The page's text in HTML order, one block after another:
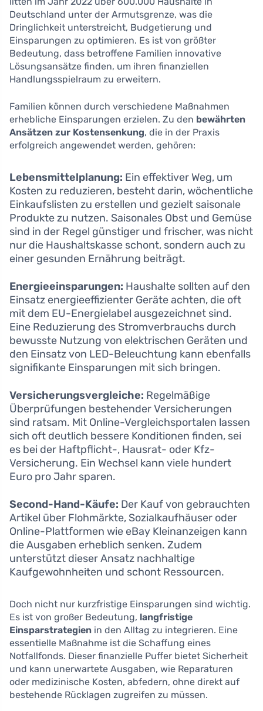
Deutschland unter der Armutsgrenze, was die
Dringlichkeit unterstreicht, Budgetierung und
Einsparungen zu optimieren. Es ist von größter
Bedeutung, dass betroffene Familien innovative
Lösungsansätze finden, um ihren finanziellen
Handlungsspielraum zu erweitern.
Familien können durch verschiedene Maßnahmen
erhebliche Einsparungen erzielen. Zu den bewährten
Ansätzen zur Kostensenkung, die in der Praxis
erfolgreich angewendet werden, gehören:
Lebensmittelplanung: Ein effektiver Weg, um
Kosten zu reduzieren, besteht darin, wöchentliche
Einkaufslisten zu erstellen und gezielt saisonale
Produkte zu nutzen. Saisonales Obst und Gemüse
sind in der Regel günstiger und frischer, was nicht
nur die Haushaltskasse schont, sondern auch zu
einer gesunden Ernährung beiträgt.
Energieeinsparungen: Haushalte sollten auf den
Einsatz energieeffizienter Geräte achten, die oft
mit dem EU-Energielabel ausgezeichnet sind.
Eine Reduzierung des Stromverbrauchs durch
bewusste Nutzung von elektrischen Geräten und
den Einsatz von LED-Beleuchtung kann ebenfalls
signifikante Einsparungen mit sich bringen.
Versicherungsvergleiche: Regelmäßige
Überprüfungen bestehender Versicherungen
sind ratsam. Mit Online-Vergleichsportalen lassen
sich oft deutlich bessere Konditionen finden, sei
es bei der Haftpflicht-, Hausrat- oder Kfz-
Versicherung. Ein Wechsel kann viele hundert
Euro pro Jahr sparen.
Second-Hand-Käufe: Der Kauf von gebrauchten
Artikel über Flohmärkte, Sozialkaufhäuser oder
Online-Plattformen wie eBay Kleinanzeigen kann
die Ausgaben erheblich senken. Zudem
unterstützt dieser Ansatz nachhaltige
Kaufgewohnheiten und schont Ressourcen.
Doch nicht nur kurzfristige Einsparungen sind wichtig.
Es ist von großer Bedeutung, langfristige
Einsparstrategien in den Alltag zu integrieren. Eine
essentielle Maßnahme ist die Schaffung eines
Notfallfonds. Dieser finanzielle Puffer bietet Sicherheit
und kann unerwartete Ausgaben, wie Reparaturen
oder medizinische Kosten, abfedern, ohne direkt auf
bestehende Rücklagen zugreifen zu müssen.